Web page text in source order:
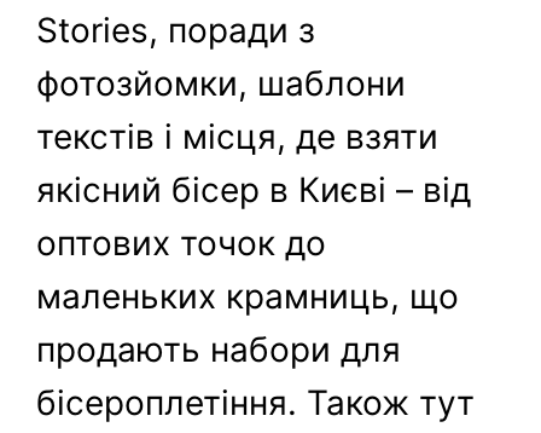
Stories, поради з
фотозйомки, шаблони
текстів і місця, де взяти
якісний бісер в Києві – від
оптових точок до
маленьких крамниць, що
продають набори для
бісероплетіння. Також тут